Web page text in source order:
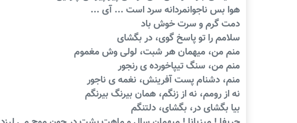
هوا بس ناجوانمردانه سرد است ... آی ...
دمت گرم و سرت خوش باد
سلامم را تو پاسخ گوی، در بگشای
منم من، میهمان هر شبت، لولی وش مغموم
منم من، سنگ تیپاخورده ی رنجور
منم، دشنام پست آفرینش، نغمه ی ناجور
نه از رومم، نه از زنگم، همان بیرنگ بیرنگم
بیا بگشای در، بگشای، دلتنگم